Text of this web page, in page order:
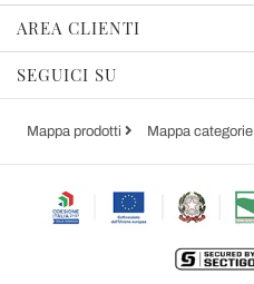
AREA CLIENTI
SEGUICI SU
Mappa prodotti Mappa categorie